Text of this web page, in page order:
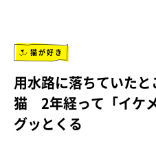
猫が好き
用水路に落ちていた
猫 2年経って「イケ
グッとくる